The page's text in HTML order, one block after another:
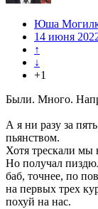
Юша
14 июня
↑
↓
+1
Были. Много.
А я ни разу за
пьянством.
Хотя трескали мы
Но получал
баб, точнее, по
на первых трех
похуй на нас.